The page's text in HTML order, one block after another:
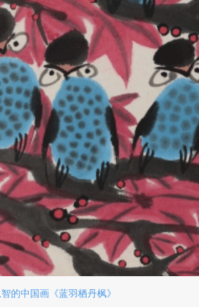
的中国画《蓝羽栖丹枫》